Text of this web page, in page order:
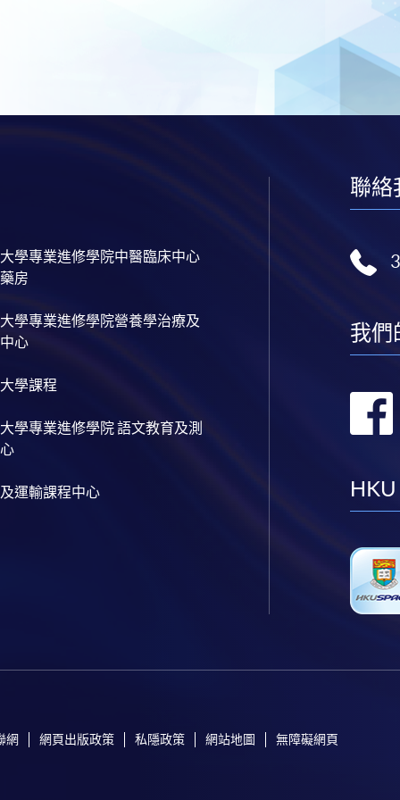
學專業進修學院中醫臨床中心
房
學專業進修學院營養學治療及
心
學課程
學專業進修學院 語文教育及測
運輸課程中心
聯絡
我們
HKU
網 網頁出版政策 私隱政策 網站地圖 無障礙網頁